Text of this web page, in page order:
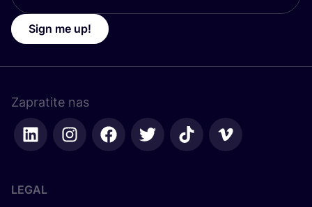
Sign me up!
Zapratite nas
LEGAL